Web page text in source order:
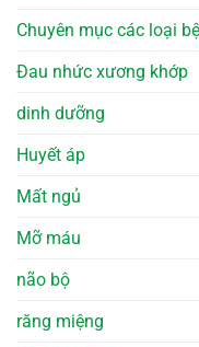
Chuyên mục các loại
Đau nhức xương khớp
dinh dưỡng
Huyết áp
Mất ngủ
Mỡ máu
não bộ
răng miệng